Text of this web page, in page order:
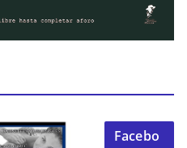
Facebo